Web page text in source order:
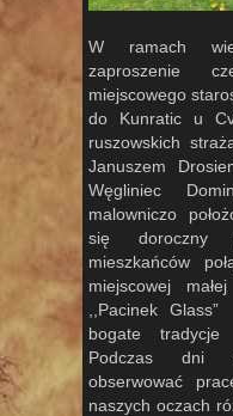
W ramach
zaproszenie
miejscowego
do Kunratic u
ruszowskich
Januszem
Węgliniec
malowniczo
się doroczny
mieszkańców
miejscowej
,,Pacinek
bogate tradycje
Podczas dni
obserwować
naszych oczach